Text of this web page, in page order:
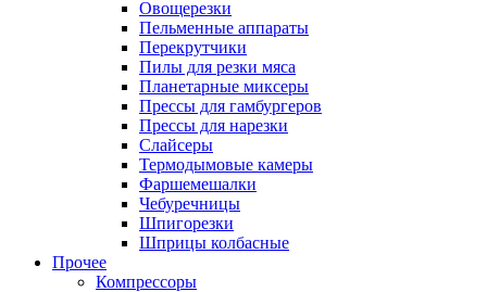
Овощерезки
Пельменные аппараты
Перекрутчики
Пилы для резки мяса
Планетарные миксеры
Прессы для гамбургеров
Прессы для нарезки
Слайсеры
Термодымовые камеры
Фаршемешалки
Чебуречницы
Шпигорезки
Шприцы колбасные
Прочее
Компрессоры